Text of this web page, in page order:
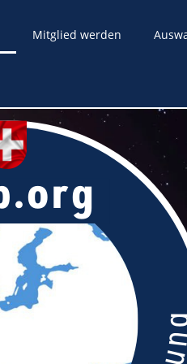
Mitglied werden